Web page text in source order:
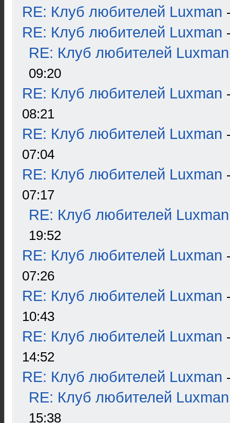
RE: Клуб любителей Luxman
RE: Клуб любителей Luxman
RE: Клуб любителей Luxman
09:20
RE: Клуб любителей Luxman
08:21
RE: Клуб любителей Luxman
07:04
RE: Клуб любителей Luxman
07:17
RE: Клуб любителей Luxman
19:52
RE: Клуб любителей Luxman
07:26
RE: Клуб любителей Luxman
10:43
RE: Клуб любителей Luxman
14:52
RE: Клуб любителей Luxman
RE: Клуб любителей Luxman
15:38